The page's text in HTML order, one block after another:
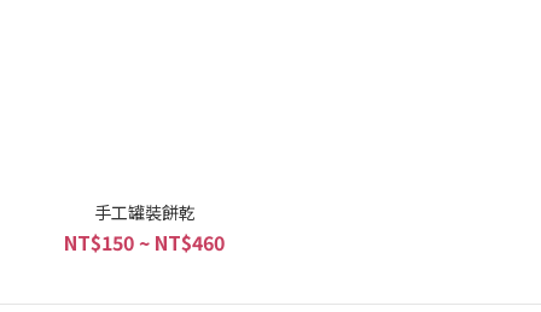
手工罐裝餅乾
NT$150 ~ NT$460